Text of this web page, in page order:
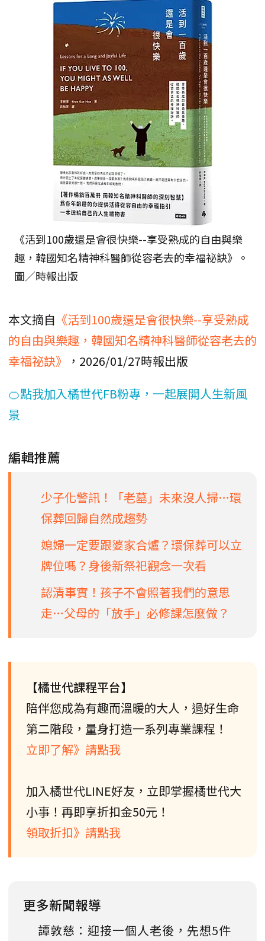
《活到100歲還是會很快樂--享受熟成的自由與樂
趣，韓國知名精神科醫師從容老去的幸福祕訣》。
圖／時報出版
本文摘自 《活到100歲還是會很快樂--享受熟成
的自由與樂趣，韓國知名精神科醫師從容老去的
幸福祕訣》
，2026/01/27時報出版
🍊點我加入橘世代FB粉專，一起展開人生新風
景
編輯推薦
少子化警訊！「老墓」未來沒人掃…環
保葬回歸自然成趨勢
媳婦一定要跟婆家合爐？環保葬可以立
牌位嗎？身後新祭祀觀念一次看
認清事實！孩子不會照著我們的意思
走…父母的「放手」必修課怎麼做？
【橘世代課程平台】
陪伴您成為有趣而溫暖的大人，過好生命
第二階段，量身打造一系列專業課程！
立即了解》請點我
加入橘世代LINE好友，立即掌握橘世代大
小事！再即享折扣金50元！
領取折扣》請點我
更多新聞報導
譚敦慈：迎接一個人老後，先想5件